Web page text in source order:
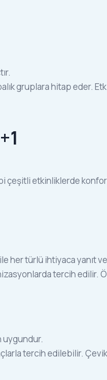
gruplara hitap eder.
etkinliklerde
her türlü ihtiyaca yanıt
tercih edilir.
uygundur.
tercih edilebilir. Çevik